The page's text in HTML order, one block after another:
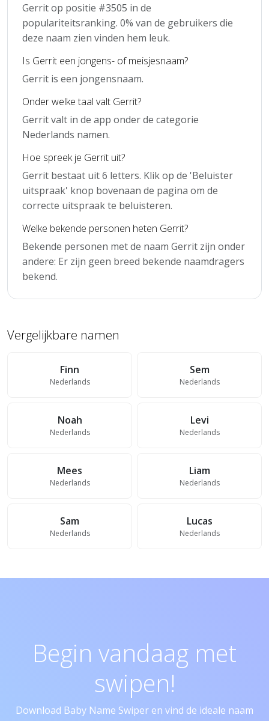
Gerrit op positie #3505 in de
populariteitsranking. 0% van de gebruikers die
deze naam zien vinden hem leuk.
Is Gerrit een jongens- of meisjesnaam?
Gerrit is een jongensnaam.
Onder welke taal valt Gerrit?
Gerrit valt in de app onder de categorie
Nederlands namen.
Hoe spreek je Gerrit uit?
Gerrit bestaat uit 6 letters. Klik op de 'Beluister
uitspraak' knop bovenaan de pagina om de
correcte uitspraak te beluisteren.
Welke bekende personen heten Gerrit?
Bekende personen met de naam Gerrit zijn onder
andere: Er zijn geen breed bekende naamdragers
bekend.
Vergelijkbare namen
Finn
Nederlands
Sem
Nederlands
Noah
Nederlands
Levi
Nederlands
Mees
Nederlands
Liam
Nederlands
Sam
Nederlands
Lucas
Nederlands
Begin vandaag met
swipen!
Download Baby Name Swiper en vind de ideale naam